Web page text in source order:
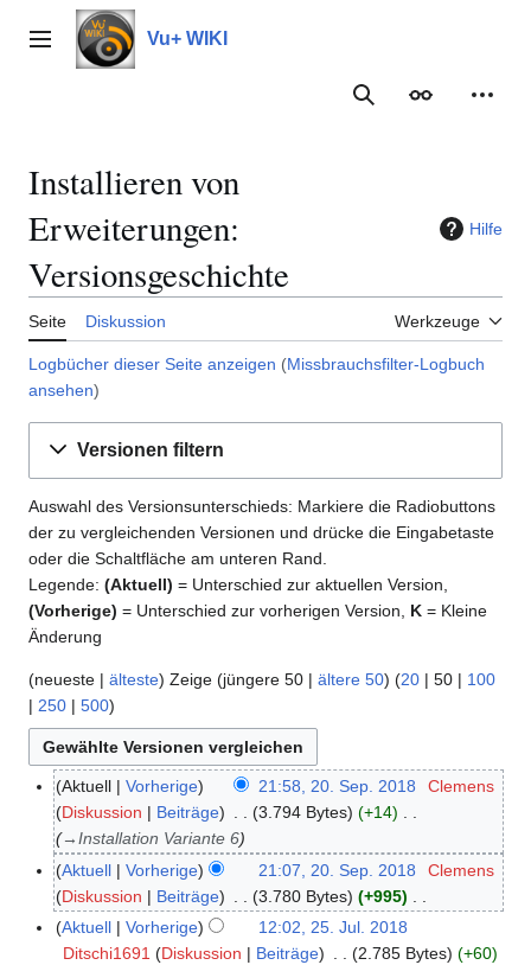
Inhalt
springenHauptmenü Vu+ WIKI
Suche
Installieren von
Erweiterungen:
Versionsgeschichte
Hilfe
Seite Diskussion Werkzeuge
Logbücher dieser Seite anzeigen (Missbrauchsfilter-Logbuch
ansehen)
Versionen filtern
Auswahl des Versionsunterschieds: Markiere die Radiobuttons
der zu vergleichenden Versionen und drücke die Eingabetaste
oder die Schaltfläche am unteren Rand.
Legende: (Aktuell) = Unterschied zur aktuellen Version,
(Vorherige) = Unterschied zur vorherigen Version, K = Kleine
Änderung
(neueste | älteste) Zeige (jüngere 50 | ältere 50) (20 | 50 | 100
| 250 | 500)
2
S
Aktuell Vorherige 21:58, 20. Sep. 2018
Clemens
Diskussion
Beiträge 3.794 Bytes
+14
→Installation Variante 6
Aktuell
Vorherige 21:07, 20. Sep. 2018
Clemens
Diskussion
Beiträge 3.780 Bytes
+995
K
e
2
Aktuell Vorherige
12:02, 25. Jul. 2018
Ditschi1691
Diskussion Beiträge 2.785 Bytes
+60